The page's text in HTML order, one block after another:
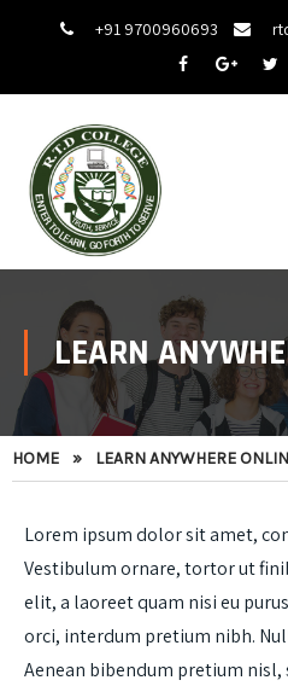
+91 9700960693
LEARN
HOME » LEARN ANYWHERE
Lorem ipsum dolor sit amet,
Vestibulum ornare, tortor ut
elit, a laoreet quam nisi eu
orci, interdum pretium nibh.
Aenean bibendum pretium